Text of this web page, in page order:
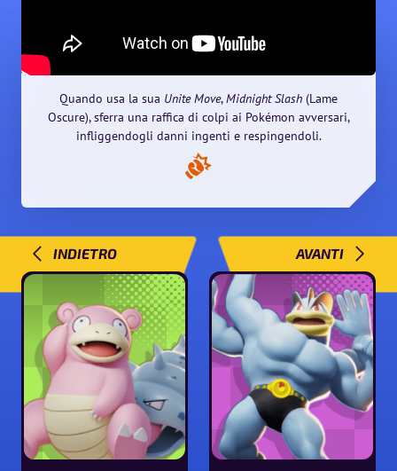
Quando usa la sua Unite Move,Midnight Slash (Lame
Oscure), sferra una raffica di colpi ai Pokémon avversari,
infliggendogli danni ingenti e respingendoli.
INDIETRO AVANTI